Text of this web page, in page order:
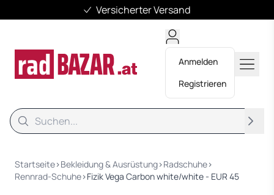
Versicherter Versand
Anmelden
Registrieren
Suche
Startseite›Bekleidung & Ausrüstung›Radschuhe›
Rennrad-Schuhe›Fizik Vega Carbon white/white - EUR 45